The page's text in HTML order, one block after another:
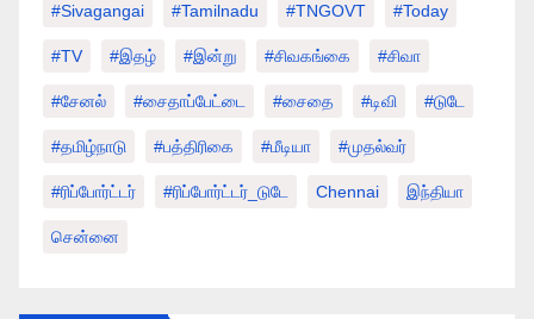
#sivagangai #tamilnadu #TNGOVT #today
#TV #இதழ் #இன்று #சிவகங்கை #சிவா
#சேனல் #சைதாப்பேட்டை #சைதை #டிவி #டுடே
#தமிழ்நாடு #பத்திரிகை #மீடியா #முதல்வர்
#ரிப்போர்ட்டர் #ரிப்போர்ட்டர்_டுடே Chennai இந்தியா
சென்னை